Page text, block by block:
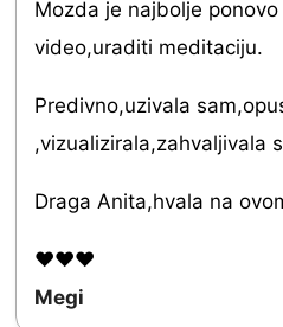
t
e
5
.
0
u
t
Mozda je najbolje
video,uraditi meditaciju.
Predivno,uzivala
,vizualizirala,zahvaljivala
Draga Anita,hvala na
❤️❤️❤️
Megi